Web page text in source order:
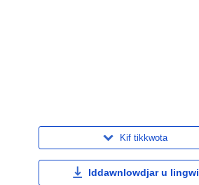
Kif tikkwota
Iddawnlowdjar u lingwi